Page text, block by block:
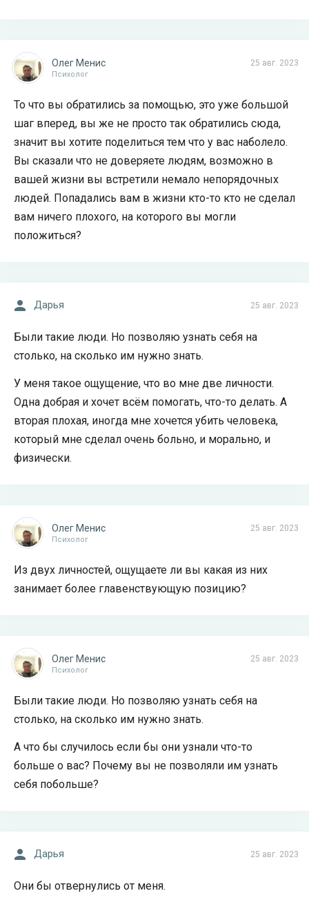
25 авг. 2023
Олег Менис
Психолог
То что вы обратились за помощью, это уже большой
шаг вперед, вы же не просто так обратились сюда,
значит вы хотите поделиться тем что у вас наболело.
Вы сказали что не доверяете людям, возможно в
вашей жизни вы встретили немало непорядочных
людей. Попадались вам в жизни кто-то кто не сделал
вам ничего плохого, на которого вы могли
положиться?
25 авг. 2023
Дарья
Были такие люди. Но позволяю узнать себя на
столько, на сколько им нужно знать.
У меня такое ощущение, что во мне две личности.
Одна добрая и хочет всём помогать, что-то делать. А
вторая плохая, иногда мне хочется убить человека,
который мне сделал очень больно, и морально, и
физически.
25 авг. 2023
Олег Менис
Психолог
Из двух личностей, ощущаете ли вы какая из них
занимает более главенствующую позицию?
25 авг. 2023
Олег Менис
Психолог
Были такие люди. Но позволяю узнать себя на
столько, на сколько им нужно знать.
А что бы случилось если бы они узнали что-то
больше о вас? Почему вы не позволяли им узнать
себя побольше?
25 авг. 2023
Дарья
Они бы отвернулись от меня.